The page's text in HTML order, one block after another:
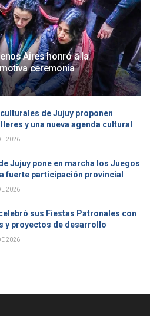
Aires honró a la
ceremonia
de Jujuy proponen
y una nueva agenda cultural
2026
Jujuy pone en marcha los Juegos
fuerte participación provincial
2026
sus Fiestas Patronales con
y proyectos de desarrollo
2026